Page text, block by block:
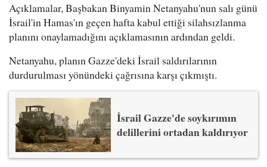
Açıklamalar, Başbakan Binyamin Netanyahu'nun salı günü
İsrail'in Hamas'ın geçen hafta kabul ettiği silahsızlanma
planını onaylamadığını açıklamasının ardından geldi.
Netanyahu, planın Gazze'deki İsrail saldırılarının
durdurulması yönündeki çağrısına karşı çıkmıştı.
İsrail Gazze'de soykırımın
delillerini ortadan kaldırıyor